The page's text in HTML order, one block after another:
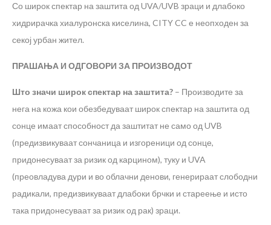
Со широк спектар на заштита од UVA/UVB зраци и длабоко
хидрирачка хиалуронска киселина, CITY CC е неопходен за
секој урбан жител.
ПРАШАЊА И ОДГОВОРИ ЗА ПРОИЗВОДОТ
Што значи широк спектар на заштита? – Производите за
нега на кожа кои обезбедуваат широк спектар на заштита од
сонце имаат способност да заштитат не само од UVB
(предизвикуваат сончаница и изгореници од сонце,
придонесуваат за ризик од карцином), туку и UVA
(преовладува дури и во облачни денови, генерираат слободни
радикали, предизвикуваат длабоки брчки и стареење и исто
така придонесуваат за ризик од рак) зраци.